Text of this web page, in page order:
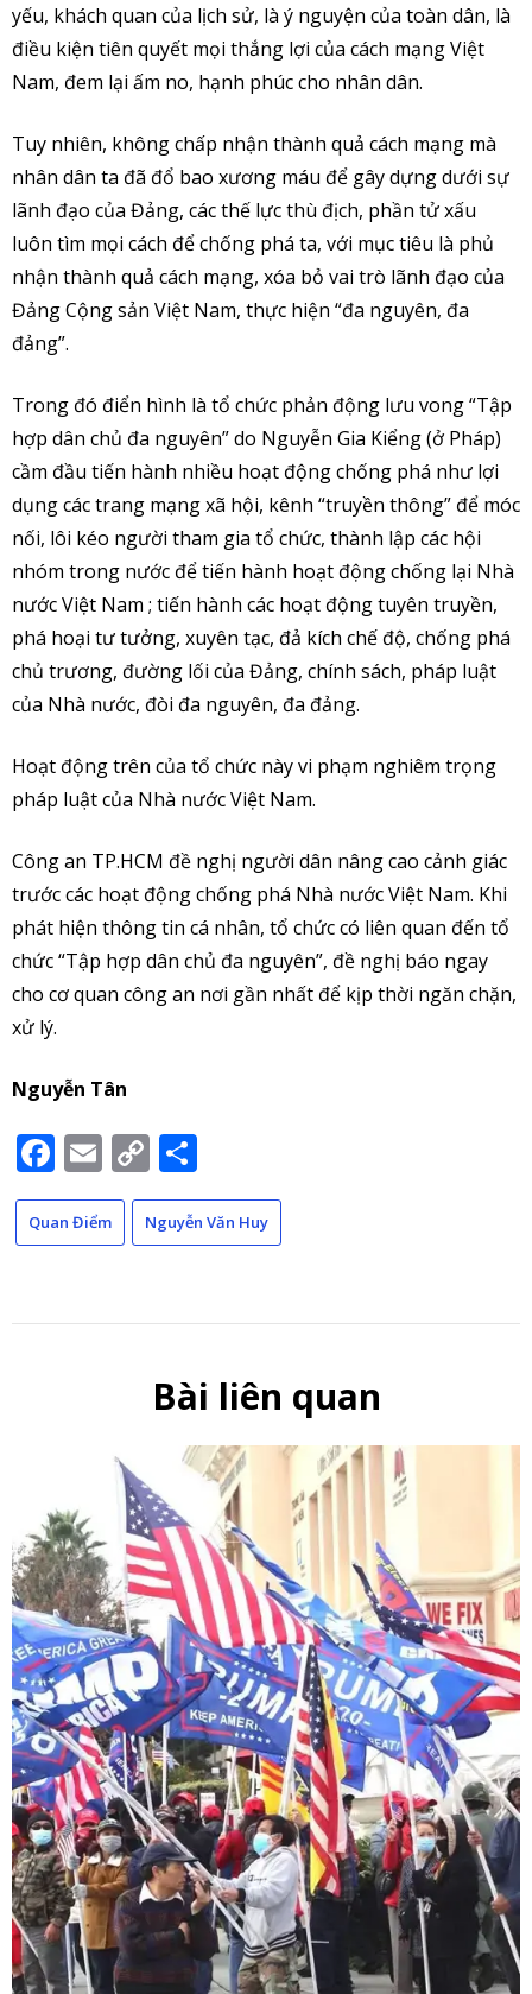
yếu, khách quan của lịch sử, là ý nguyện của toàn dân, là
điều kiện tiên quyết mọi thắng lợi của cách mạng Việt
Nam, đem lại ấm no, hạnh phúc cho nhân dân.
Tuy nhiên, không chấp nhận thành quả cách mạng mà
nhân dân ta đã đổ bao xương máu để gây dựng dưới sự
lãnh đạo của Đảng, các thế lực thù địch, phần tử xấu
luôn tìm mọi cách để chống phá ta, với mục tiêu là phủ
nhận thành quả cách mạng, xóa bỏ vai trò lãnh đạo của
Đảng Cộng sản Việt Nam, thực hiện “đa nguyên, đa
đảng”.
Trong đó điển hình là tổ chức phản động lưu vong “Tập
hợp dân chủ đa nguyên” do Nguyễn Gia Kiểng (ở Pháp)
cầm đầu tiến hành nhiều hoạt động chống phá như lợi
dụng các trang mạng xã hội, kênh “truyền thông” để móc
nối, lôi kéo người tham gia tổ chức, thành lập các hội
nhóm trong nước để tiến hành hoạt động chống lại Nhà
nước Việt Nam ; tiến hành các hoạt động tuyên truyền,
phá hoại tư tưởng, xuyên tạc, đả kích chế độ, chống phá
chủ trương, đường lối của Đảng, chính sách, pháp luật
của Nhà nước, đòi đa nguyên, đa đảng.
Hoạt động trên của tổ chức này vi phạm nghiêm trọng
pháp luật của Nhà nước Việt Nam.
Công an TP.HCM đề nghị người dân nâng cao cảnh giác
trước các hoạt động chống phá Nhà nước Việt Nam. Khi
phát hiện thông tin cá nhân, tổ chức có liên quan đến tổ
chức “Tập hợp dân chủ đa nguyên”, đề nghị báo ngay
cho cơ quan công an nơi gần nhất để kịp thời ngăn chặn,
xử lý.
Nguyễn Tân
Facebook
Email
Copy
Link
Quan Điểm Nguyễn Văn Huy
Bài liên quan